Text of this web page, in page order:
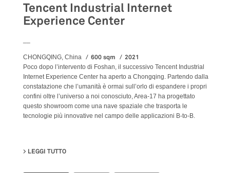
Tencent Industrial Internet
Experience Center
CHONGQING, China 600 sqm 2021
Poco dopo l’intervento di Foshan, il successivo Tencent Industrial
Internet Experience Center ha aperto a Chongqing. Partendo dalla
constatazione che l’umanità è ormai sull’orlo di espandere i propri
confini oltre l’universo a noi conosciuto, Area-17 ha progettato
questo showroom come una nave spaziale che trasporta le
tecnologie più innovative nel campo delle applicazioni B-to-B.
LEGGI TUTTO